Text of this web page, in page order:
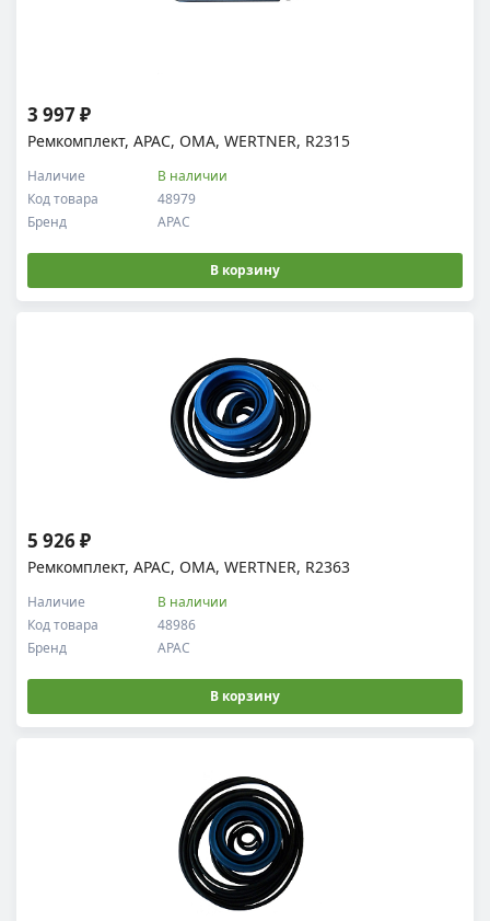
Ремкомплект, APAC, OMA, WERTNER, R2315
Код товара 48979
Наличие В наличии
Бренд APAC
3 997 ₽
В корзину
Ремкомплект, APAC, OMA, WERTNER, R2363
Код товара 48986
Наличие В наличии
Бренд APAC
5 926 ₽
В корзину